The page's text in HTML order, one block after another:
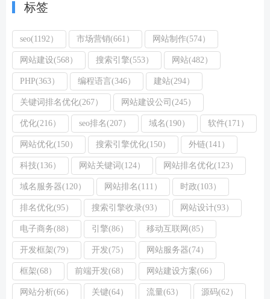
标签
seo(1192） 市场营销(661） 网站制作(574）
网站建设(568） 搜索引擎(553） 网站(482）
PHP(363） 编程语言(346） 建站(294）
关键词排名优化(267） 网站建设公司(245）
优化(216） seo排名(207） 域名(190） 软件(171）
网站优化(150） 搜索引擎优化(150） 外链(141）
科技(136） 网站关键词(124） 网站排名优化(123）
域名服务器(120） 网站排名(111） 时政(103）
排名优化(95） 搜索引擎收录(93） 网站设计(93）
电子商务(88） 引擎(86） 移动互联网(85）
开发框架(79） 开发(75） 网站服务器(74）
框架(68） 前端开发(68） 网站建设方案(66）
网站分析(66） 关键(64） 流量(63） 源码(62）